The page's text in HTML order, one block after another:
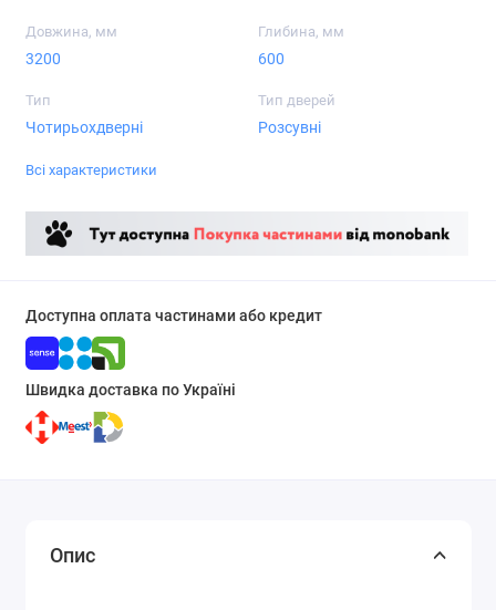
Довжина, мм
3200
Глибина, мм
600
Тип
Чотирьохдверні
Тип дверей
Розсувні
Всі характеристики
Доступна оплата частинами або кредит
Швидка доставка по Україні
Опис